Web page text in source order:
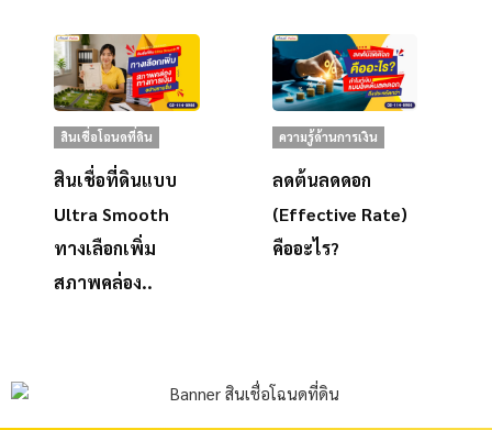
สินเชื่อโฉนดที่ดิน
สินเชื่อที่ดินแบบ
Ultra Smooth
ทางเลือกเพิ่ม
สภาพคล่อง..
ความรู้ด้านการเงิน
ลดต้นลดดอก
(Effective Rate)
คืออะไร?